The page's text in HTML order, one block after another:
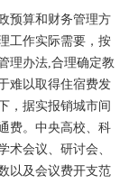
预算和财务管理方
工作实际需要，按
理办法,合理确定教
难以取得住宿费发
，据实报销城市间
费。中央高校、科
术会议、研讨会、
以及会议费开支范